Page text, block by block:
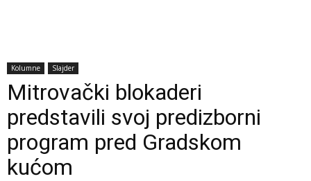
Kolumne Slajder
Mitrovački blokaderi
predstavili svoj predizborni
program pred Gradskom
kućom